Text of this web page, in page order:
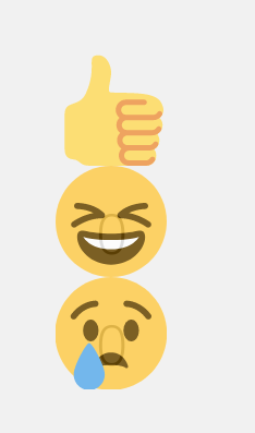
Палец
вверх!
0
Дикий
смех!
0
Грусть :(